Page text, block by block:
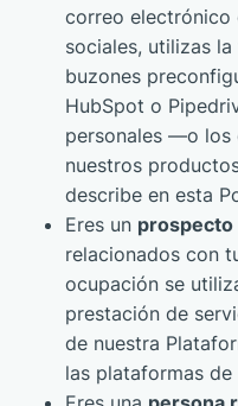
correo electrónico
sociales, utilizas
buzones
HubSpot o
personales —o
nuestros
describe en esta
Eres un prospecto
relacionados con
ocupación se
prestación de
de nuestra
las plataformas